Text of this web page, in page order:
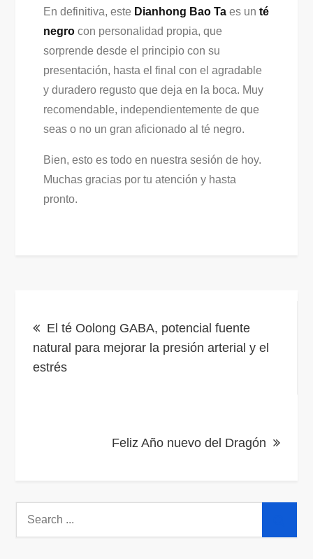
En definitiva, este Dianhong Bao Taes unté
negro con personalidad propia, que
sorprende desde el principio con su
presentación, hasta el final con el agradable
y duradero regusto que deja en la boca. Muy
recomendable, independientemente de que
seas o no un gran aficionado al té negro.
Bien, esto es todo en nuestra sesión de hoy.
Muchas gracias por tu atención y hasta
pronto.
de
entradas
El té Oolong GABA, potencial fuente
natural para mejorar la presión arterial y el
estrés
Feliz Año nuevo del Dragón